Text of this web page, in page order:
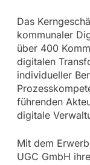
Das
kommunaler
über 400
digitalen
individueller
führenden
digitale
Mit dem
UGC GmbH